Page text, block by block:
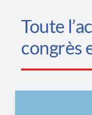
Toute
congrès